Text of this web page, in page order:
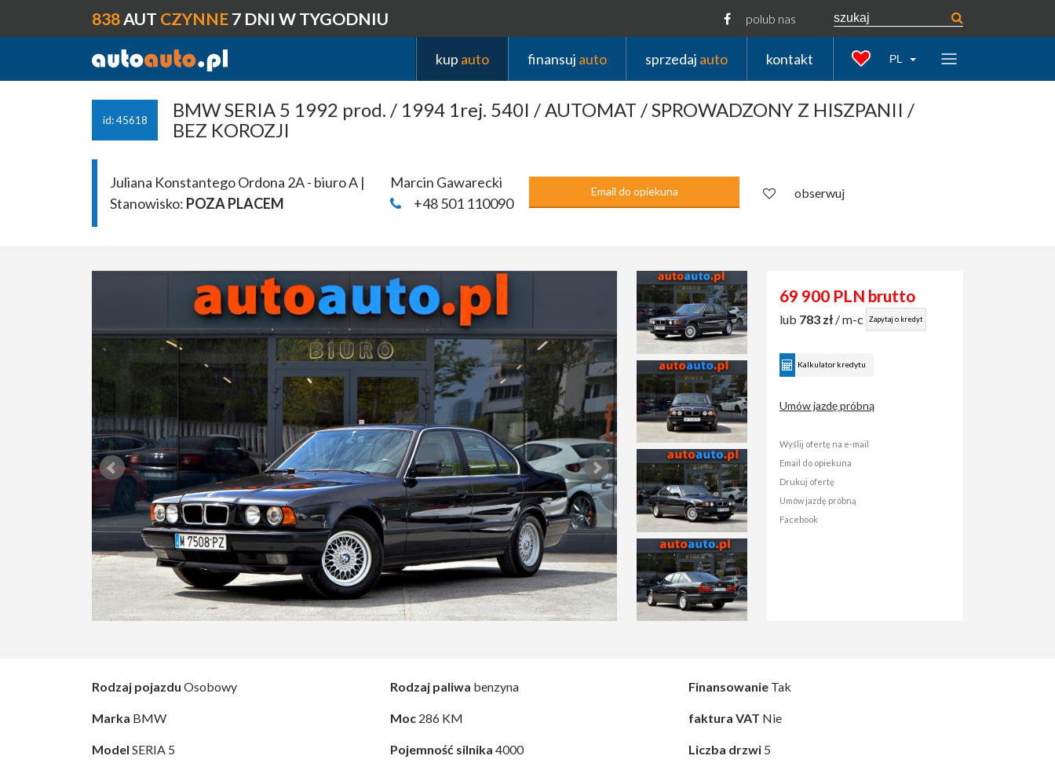
838AUT CZYNNE 7 DNI W TYGODNIU polub nas
kup auto finansuj auto sprzedaj auto kontakt PL
id: 45618
BMW SERIA 5 1992 prod. / 1994 1rej. 540I / AUTOMAT / SPROWADZONY Z HISZPANII /
BEZ KOROZJI
Juliana Konstantego Ordona 2A - biuro A |
Stanowisko: POZA PLACEM
Marcin Gawarecki
+48 501 110090
Email do opiekuna obserwuj
69 900 PLN brutto
lub 783 zł / m-c Zapytaj o kredyt
Kalkulator kredytu
Umów jazdę próbną
Wyślij ofertę na e-mail
Email do opiekuna
Drukuj ofertę
Umów jazdę próbną
Facebook
Rodzaj pojazdu Osobowy
Marka BMW
Model SERIA 5
Rodzaj paliwa benzyna
Moc 286 KM
Pojemność silnika 4000
Finansowanie Tak
faktura VAT Nie
Liczba drzwi 5